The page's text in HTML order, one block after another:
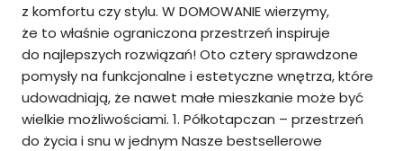
z komfortu czy stylu. W DOMOWANIE wierzymy,
że to właśnie ograniczona przestrzeń inspiruje
do najlepszych rozwiązań! Oto cztery sprawdzone
pomysły na funkcjonalne i estetyczne wnętrza, które
udowadniają, że nawet małe mieszkanie może być
wielkie możliwościami. 1. Półkotapczan – przestrzeń
do życia i snu w jednym Nasze bestsellerowe